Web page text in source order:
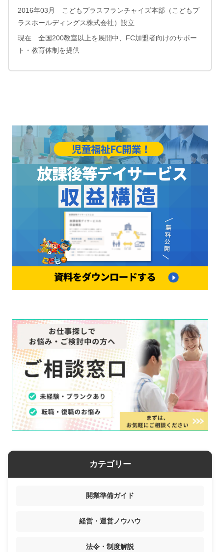
2016年03月 こどもプラスフランチャイズ本部（こどもプ
ラスホールディングス株式会社）設立
現在 全国200教室以上を展開中、FC加盟者向けのサポー
ト・教育体制を提供
カテゴリー
開業準備ガイド
経営・運営ノウハウ
法令・制度解説